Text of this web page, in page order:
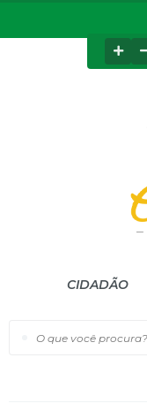
O que você procura?
CIDADÃO